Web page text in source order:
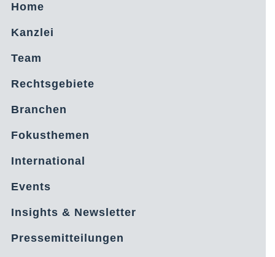
Home
Kanzlei
Team
Rechtsgebiete
Branchen
Fokusthemen
International
Events
Insights & Newsletter
Pressemitteilungen